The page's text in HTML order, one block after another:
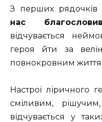
З перших рядочків
нас
відчувається
героя йти за
повнокровним
Настрої ліричного
сміливим,
відчувається у